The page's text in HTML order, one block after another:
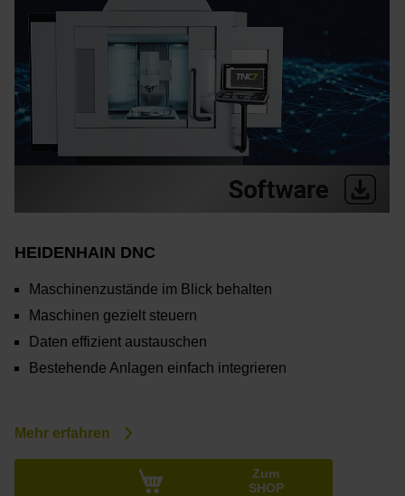
HEIDENHAIN DNC
Maschinenzustände im Blick behalten
Maschinen gezielt steuern
Daten effizient austauschen
Bestehende Anlagen einfach integrieren
Mehr erfahren
Zum
SHOP